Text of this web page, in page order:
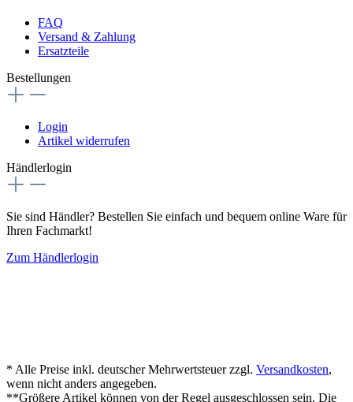
FAQ
Versand & Zahlung
Ersatzteile
Bestellungen
Login
Artikel widerrufen
Händlerlogin
Sie sind Händler? Bestellen Sie einfach und bequem online Ware für
Ihren Fachmarkt!
Zum Händlerlogin
* Alle Preise inkl. deutscher Mehrwertsteuer zzgl. Versandkosten,
wenn nicht anders angegeben.
**Größere Artikel können von der Regel ausgeschlossen sein. Die